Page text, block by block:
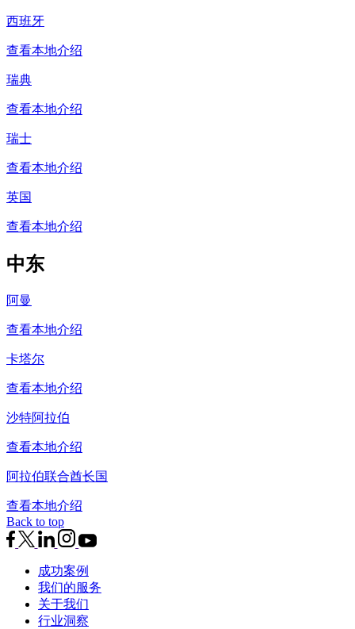
西班牙
查看本地介绍
瑞典
查看本地介绍
瑞士
查看本地介绍
英国
查看本地介绍
中东
阿曼
查看本地介绍
卡塔尔
查看本地介绍
沙特阿拉伯
查看本地介绍
阿拉伯联合酋长国
查看本地介绍
Back to top
成功案例
我们的服务
关于我们
行业洞察